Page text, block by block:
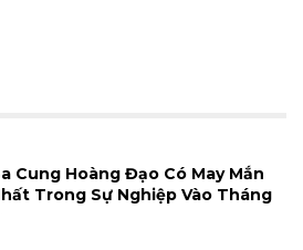
Cung Hoàng Đạo Có May Mắn
Trong Sự Nghiệp Vào Tháng